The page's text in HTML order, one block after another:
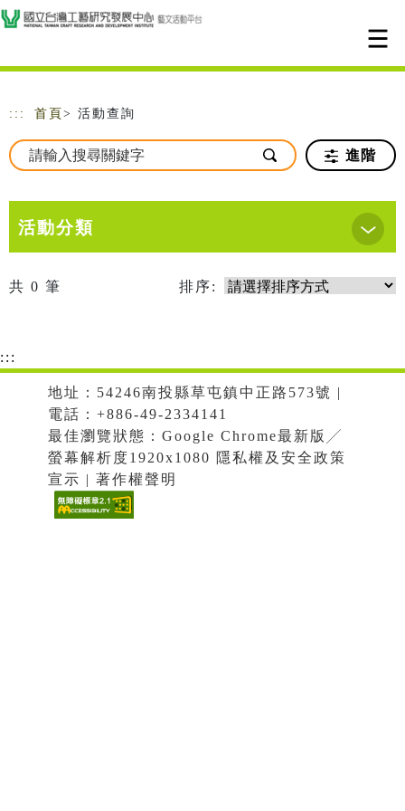
跳到主要內容
網站導覽
::: 首頁 > 活動查詢
進階
活動分類
共 0 筆 排序:
:::
地址：54246南投縣草屯鎮中正路573號 |
電話：+886-49-2334141
最佳瀏覽狀態：Google Chrome最新版╱
螢幕解析度1920x1080 隱私權及安全政策
宣示 | 著作權聲明